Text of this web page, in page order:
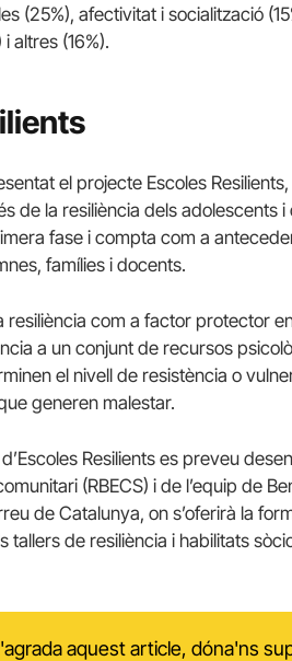
(25%), afectivitat i socialització
altres (16%).
el projecte Escoles
de la resiliència dels adolescents
fase i compta com a
famílies i docents.
resiliència com a factor protector
a un conjunt de recursos
el nivell de resistència o
generen malestar.
Resilients es preveu
(RBECS) i de l’equip de
de Catalunya, on s’oferirà la
tallers de resiliència i habilitats
aquest article, dóna'ns